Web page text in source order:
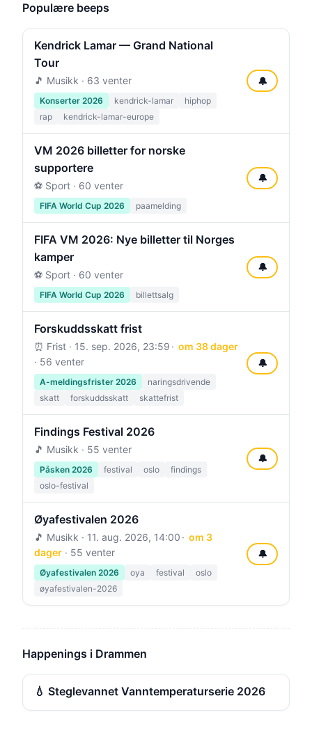
Populære beeps
Kendrick Lamar — Grand National
Tour
🎵 Musikk · 63 venter
Konserter 2026 kendrick-lamar
hiphop
rap
kendrick-lamar-europe
🔔
VM 2026 billetter for norske
supportere
⚽ Sport · 60 venter
FIFA World Cup 2026 paamelding
🔔
FIFA VM 2026: Nye billetter til Norges
kamper
⚽ Sport · 60 venter
FIFA World Cup 2026 billettsalg
🔔
Forskuddsskatt frist
⏰ Frist · 15. sep. 2026, 23:59
om 38 dager
· 56 venter
A-meldingsfrister 2026
naringsdrivende
skatt
forskuddsskatt skattefrist
🔔
Findings Festival 2026
🎵 Musikk · 55 venter
Påsken 2026 festival oslo
findings
oslo-festival
🔔
Øyafestivalen 2026
🎵 Musikk · 11. aug. 2026, 14:00
om 3
dager · 55 venter
Øyafestivalen 2026 oya festival
oslo
øyafestivalen-2026
🔔
Happenings i Drammen
💧 Steglevannet Vanntemperaturserie 2026